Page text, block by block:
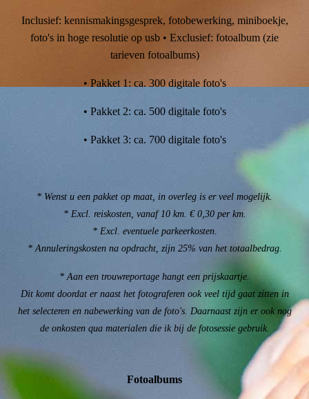
Inclusief: kennismakingsgesprek, fotobewerking, miniboekje,
foto's in hoge resolutie op usb • Exclusief: fotoalbum (zie
tarieven fotoalbums)
• Pakket 1: ca. 300 digitale foto's
• Pakket 2: ca. 500 digitale foto's
• Pakket 3: ca. 700 digitale foto's
* Wenst u een pakket op maat, in overleg is er veel mogelijk.
* Excl. reiskosten, vanaf 10 km. € 0,30 per km.
* Excl. eventuele parkeerkosten.
* Annuleringskosten na opdracht, zijn 25% van het totaalbedrag.
* Aan een trouwreportage hangt een prijskaartje.
Dit komt doordat er naast het fotograferen ook veel tijd gaat zitten in
het selecteren en nabewerking van de foto's. Daarnaast zijn er ook nog
de onkosten qua materialen die ik bij de fotosessie gebruik.
Fotoalbums